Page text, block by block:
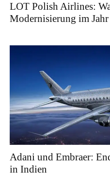
LOT Polish Airlines:
Modernisierung im
Adani und Embraer:
in Indien